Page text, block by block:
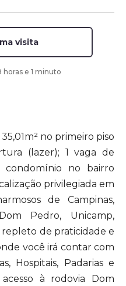
visita
horas e 1 minuto
no primeiro piso
(lazer); 1 vaga de
no bairro
privilegiada em
de Campinas,
Pedro, Unicamp,
repleto de praticidade e
você irá contar com
Hospitais, Padarias e
à rodovia Dom